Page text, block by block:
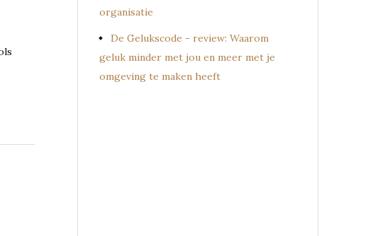
organisatie
De Gelukscode - review: Waarom
geluk minder met jou en meer met je
omgeving te maken heeft